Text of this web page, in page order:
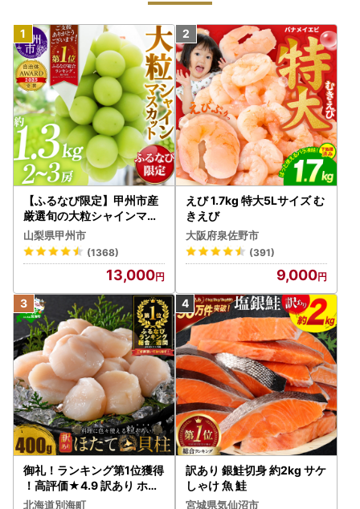
【ふるなび限定】甲州市産
厳選旬の大粒シャインマス
カット 約1.3kg 2～3房【2
026年発送】（MG）B12-
472 FN-Limited-VO シャ
インマスカット フルーツ
山梨県甲州市
(1368)
13,000
えび 1.7kg 特大5Lサイズ む
きえび
大阪府泉佐野市
(391)
9,000
御礼！ランキング第1位獲得
！高評価★4.9 訳あり ホタ
テ 400g（ほたて 帆立 貝柱
北海道別海町
訳あり 銀鮭切身 約2kg サケ
しゃけ 魚 鮭
宮城県気仙沼市